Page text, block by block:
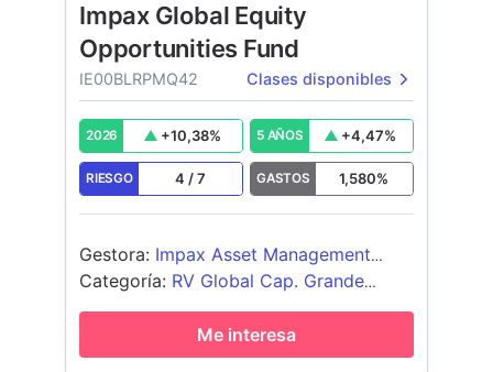
Impax Global Equity
Opportunities Fund
IE00BLRPMQ42 Clases disponibles
2026 +10,38% 5 AÑOS +4,47%
RIESGO 4 /7 GASTOS 1,580%
Gestora: Impax Asset Management
Ireland Limited
Categoría: RV Global Cap. Grande
Growth
Me interesa